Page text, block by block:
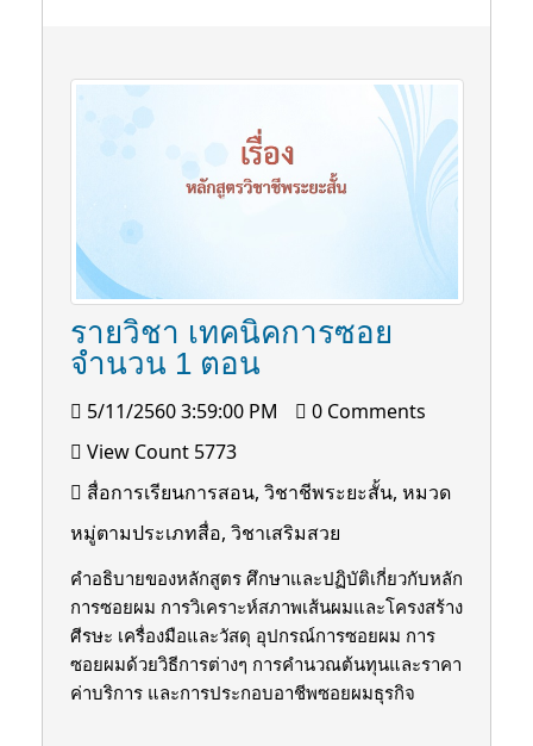
รายวิชา เทคนิคการซอย
จำนวน 1 ตอน
5/11/2560 3:59:00 PM
0 Comments
View Count 5773
สื่อการเรียนการสอน, วิชาชีพระยะสั้น, หมวด
หมู่ตามประเภทสื่อ, วิชาเสริมสวย
คำอธิบายของหลักสูตร ศึกษาและปฏิบัติเกี่ยวกับหลัก
การซอยผม การวิเคราะห์สภาพเส้นผมและโครงสร้าง
ศีรษะ เครื่องมือและวัสดุ อุปกรณ์การซอยผม การ
ซอยผมด้วยวิธีการต่างๆ การคำนวณต้นทุนและราคา
ค่าบริการ และการประกอบอาชีพซอยผมธุรกิจ